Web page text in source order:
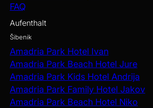
FAQ
Aufenthalt
Šibenik
Amadria Park Hotel Ivan
Amadria Park Beach Hotel Jure
Amadria Park Kids Hotel Andrija
Amadria Park Family Hotel Jakov
Amadria Park Beach Hotel Niko